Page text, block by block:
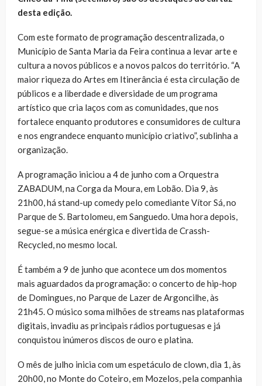
desta edição.
Com este formato de programação descentralizada, o
Município de Santa Maria da Feira continua a levar arte e
cultura a novos públicos e a novos palcos do território. “A
maior riqueza do Artes em Itinerância é esta circulação de
públicos e a liberdade e diversidade de um programa
artístico que cria laços com as comunidades, que nos
fortalece enquanto produtores e consumidores de cultura
e nos engrandece enquanto município criativo”, sublinha a
organização.
A programação iniciou a 4 de junho com a Orquestra
ZABADUM, na Corga da Moura, em Lobão. Dia 9, às
21h00, há stand-up comedy pelo comediante Vítor Sá, no
Parque de S. Bartolomeu, em Sanguedo. Uma hora depois,
segue-se a música enérgica e divertida de Crassh-
Recycled, no mesmo local.
É também a 9 de junho que acontece um dos momentos
mais aguardados da programação: o concerto de hip-hop
de Domingues, no Parque de Lazer de Argoncilhe, às
21h45. O músico soma milhões de streams nas plataformas
digitais, invadiu as principais rádios portuguesas e já
conquistou inúmeros discos de ouro e platina.
O mês de julho inicia com um espetáculo de clown, dia 1, às
20h00, no Monte do Coteiro, em Mozelos, pela companhia